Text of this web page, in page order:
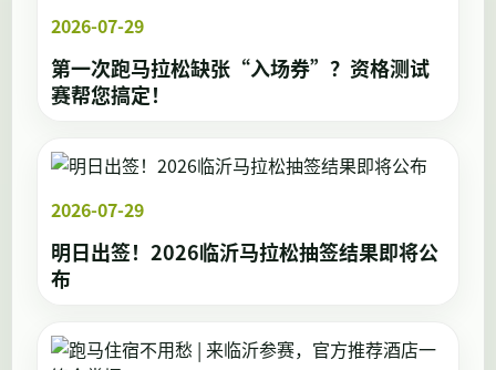
2026-07-29
第一次跑马拉松缺张“入场券”？资格测试
赛帮您搞定！
2026-07-29
明日出签！2026临沂马拉松抽签结果即将公
布